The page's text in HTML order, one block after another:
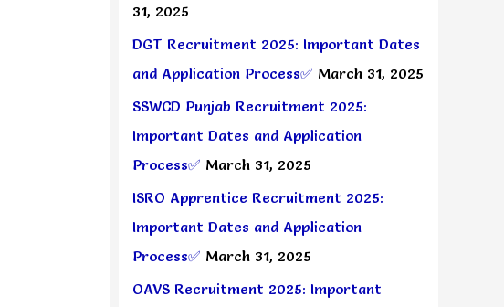
31, 2025
DGT Recruitment 2025: Important Dates
and Application Process✅ March 31, 2025
SSWCD Punjab Recruitment 2025:
Important Dates and Application
Process✅ March 31, 2025
ISRO Apprentice Recruitment 2025:
Important Dates and Application
Process✅ March 31, 2025
OAVS Recruitment 2025: Important